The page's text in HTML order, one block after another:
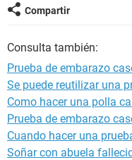
Compartir
Consulta también:
Prueba de embarazo
Se puede reutilizar una
Como hacer una polla
Prueba de embarazo
Cuando hacer una
Soñar con abuela